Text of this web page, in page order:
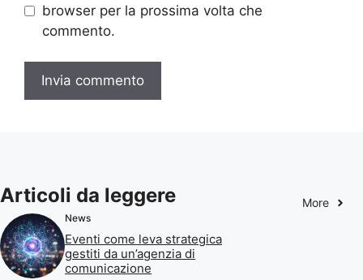
browser per la prossima volta che
commento.
Articoli da leggere More
News
Eventi come leva strategica
gestiti da un’agenzia di
comunicazione